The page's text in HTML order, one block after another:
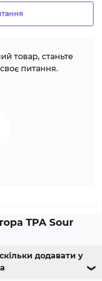
товар, станьте
питання.
TPA Sour
додавати у
❯